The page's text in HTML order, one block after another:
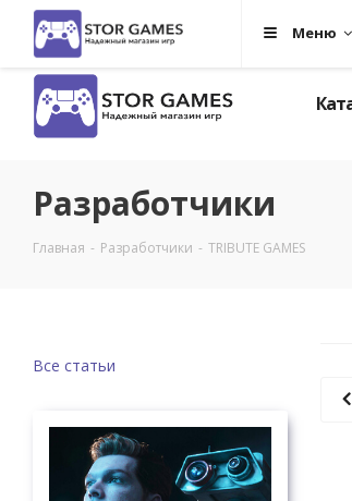
Меню
Разработчики
Главная - Разработчики - TRIBUTE GAMES
Все статьи